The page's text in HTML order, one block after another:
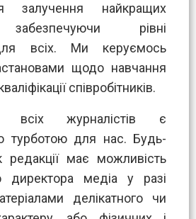
залучення найкращих
забезпечуючи рівні
всіх. Ми керуємось
щодо навчання
співробітників.
всіх журналістів є
турботою для нас. Будь-
редакції має можливість
директора медіа у разі
делікатного чи